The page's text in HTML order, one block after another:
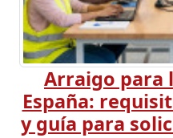
Arraigo para
España:
y guía para